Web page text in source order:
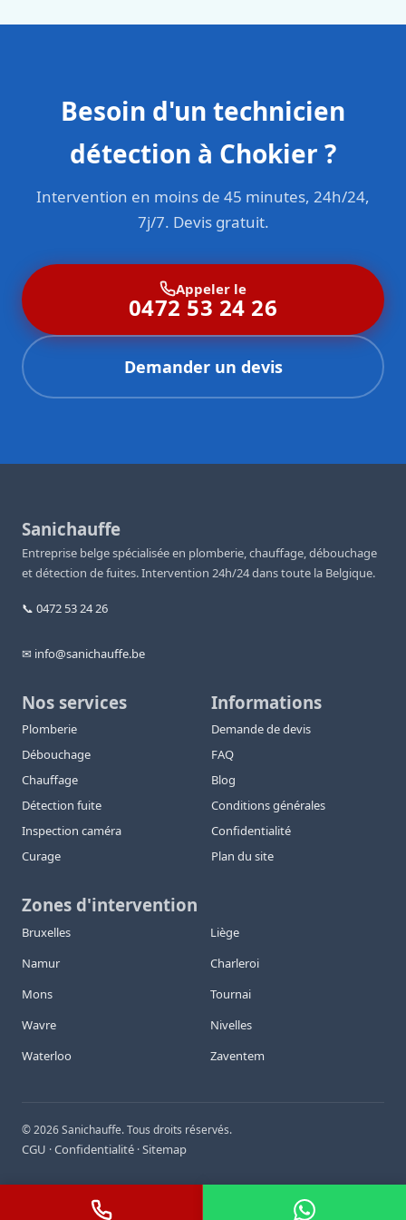
Besoin d'un technicien
détection à Chokier ?
Intervention en moins de 45 minutes, 24h/24,
7j/7. Devis gratuit.
Appeler le
0472 53 24 26
Demander un devis
Sanichauffe
Entreprise belge spécialisée en plomberie, chauffage, débouchage
et détection de fuites. Intervention 24h/24 dans toute la Belgique.
📞 0472 53 24 26
✉ info@sanichauffe.be
Nos services
Plomberie
Débouchage
Chauffage
Détection fuite
Inspection caméra
Curage
Informations
Demande de devis
FAQ
Blog
Conditions générales
Confidentialité
Plan du site
Zones d'intervention
Bruxelles
Liège
Namur
Charleroi
Mons
Tournai
Wavre
Nivelles
Waterloo
Zaventem
©2026Sanichauffe. Tous droits réservés.
CGU ·Confidentialité ·Sitemap